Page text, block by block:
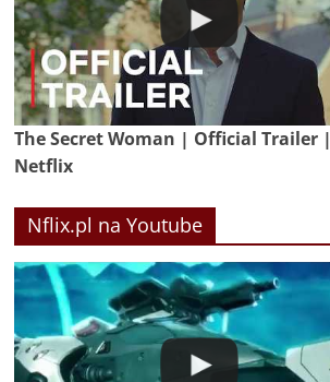
The Secret Woman | Official Trailer |
Netflix
Nflix.pl na Youtube